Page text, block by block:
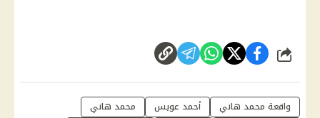
شارك
واقعة محمد هاني أحمد عويس
محمد هاني